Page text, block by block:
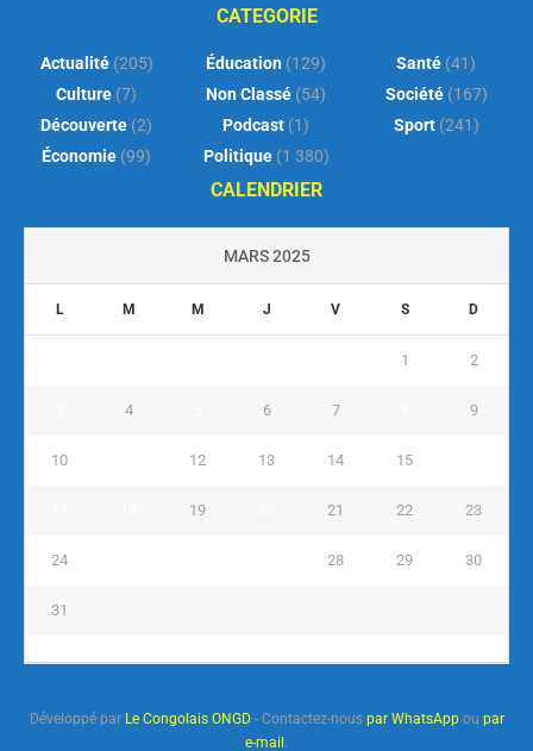
CATEGORIE
Actualité(205)
Culture (7)
Découverte (2)
Économie (99)
Éducation (129)
Non Classé (54)
Podcast (1)
Politique(1 380)
Santé (41)
Société(167)
Sport(241)
CALENDRIER
MARS 2025
L M M J V S D
1 2
4 6 7 9
10 12 13 14 15
19 21 22 23
24 28 29 30
31
Développé par Le Congolais ONGD- Contactez-nous par WhatsAppou par
e-mail .